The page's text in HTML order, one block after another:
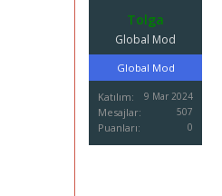
i
h
i
Tolga
Global Mod
Global Mod
Katılım 9 Mar 2024
Mesajlar 507
Puanları 0